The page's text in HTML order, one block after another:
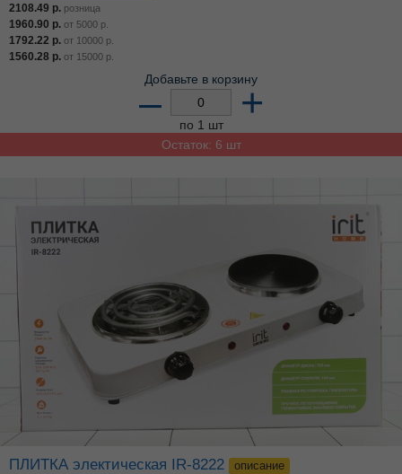
2108.49 р. розница
1960.90 р. от 5000 р.
1792.22 р. от 10000 р.
1560.28 р. от 15000 р.
Добавьте в корзину
– +
по 1 шт
Остаток: 6 шт
ПЛИТКА электическая IR-8222 описание